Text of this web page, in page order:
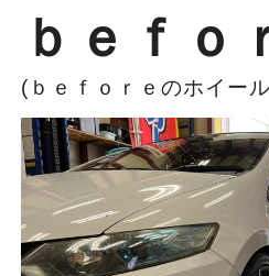
ｂｅｆｏ
(ｂｅｆｏｒｅのホイー